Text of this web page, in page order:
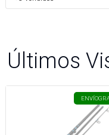
Últimos
ENVÍO